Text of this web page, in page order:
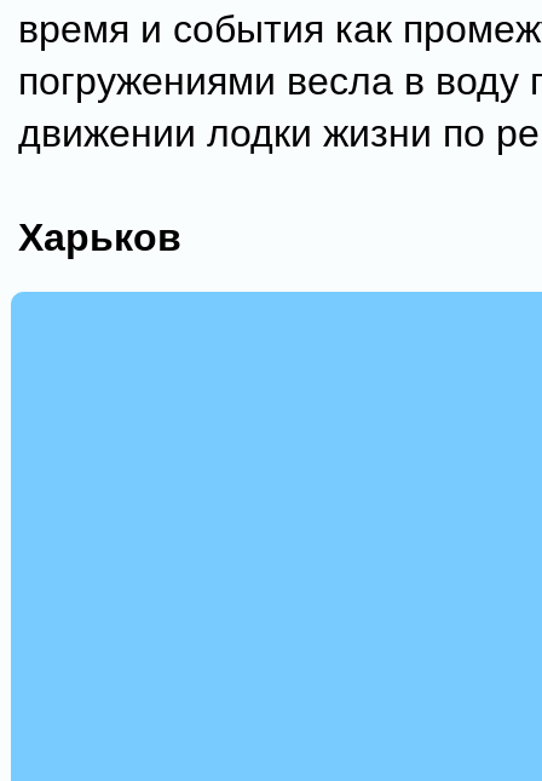
время и события как
погружениями весла в воду
движении лодки жизни по
Харьков